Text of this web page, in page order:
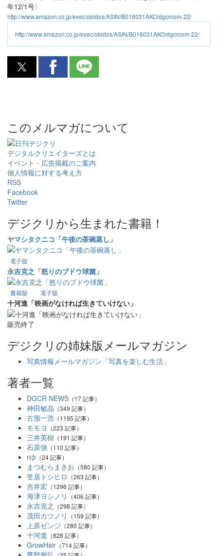
年12/1号〉
http://www.amazon.co.jp/exec/obidos/ASIN/B016031AKO/dgcrcom-22/
http://www.amazon.co.jp/exec/obidos/ASIN/B016031AKO/dgcrcom-22/
このメルマガについて
デジタルクリエイターズとは
イベント・広告掲載のご案内
個人情報に対する考え方
RSS
Facebook
Twitter
デジクリから生まれた書籍！
ヤマシタクニコ「午後の茶碗蒸し」
電子版
永吉克之「怒りのブドウ球菌」
書籍版 電子版
十河進「映画がなければ生きていけない」
販売終了
デジクリの姉妹版メールマガジン
写真情報メールマガジン「写真を楽しむ生活」
著者一覧
DGCR NEWS （17 記事）
神田敏晶 （349 記事）
古籏一浩 （1195 記事）
モモヨ （223 記事）
三井英樹 （191 記事）
石原強 （110 記事）
rゆ （24 記事）
まつむらまきお （580 記事）
笠居トシヒロ （263 記事）
吉井宏 （1296 記事）
海津ヨシノリ （406 記事）
永吉克之 （298 記事）
茂田カツノリ （159 記事）
上原ゼンジ （280 記事）
十河進 （828 記事）
GrowHair （714 記事）